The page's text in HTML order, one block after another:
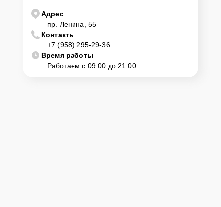
Адрес
пр. Ленина, 55
Контакты
+7 (958) 295-29-36
Время работы
Работаем с 09:00 до 21:00